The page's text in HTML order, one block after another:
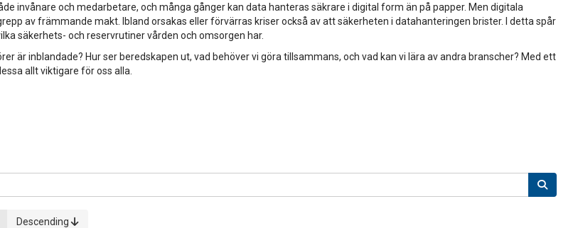
invånare och medarbetare, och många gånger kan data hanteras säkrare i digital form än på papper. Men digitala
av främmande makt. Ibland orsakas eller förvärras kriser också av att säkerheten i datahanteringen brister. I detta spår
säkerhets- och reservrutiner vården och omsorgen har.
är inblandade? Hur ser beredskapen ut, vad behöver vi göra tillsammans, och vad kan vi lära av andra branscher? Med ett
allt viktigare för oss alla.
Descending